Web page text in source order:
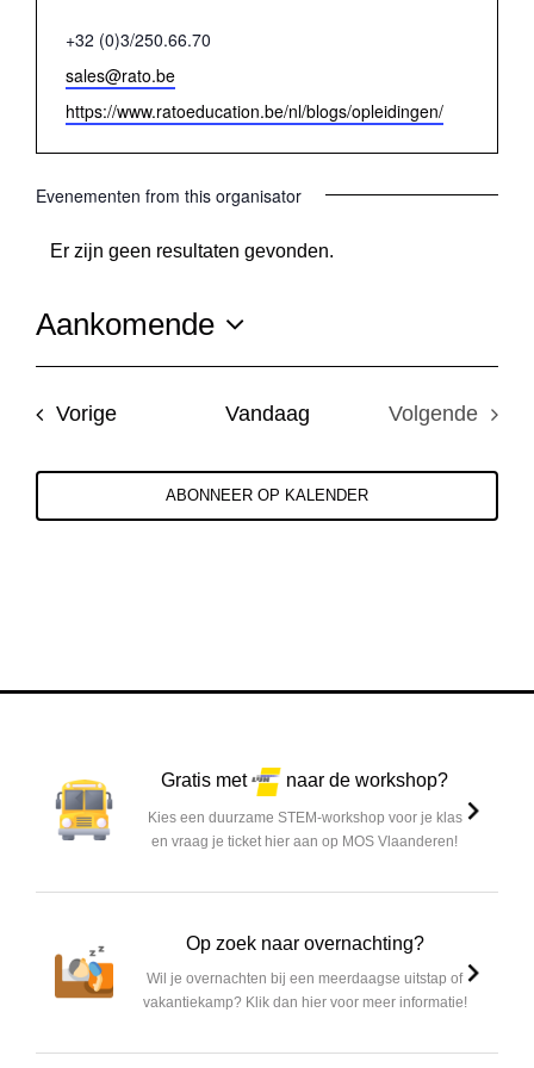
Telefoon
+32 (0)3/250.66.70
E-
mail
sales@rato.be
Website
https://www.ratoeducation.be/nl/blogs/opleidingen/
Evenementen from this organisator
Bericht
Er zijn geen resultaten gevonden.
Aankomende
Selecteer
datum.
VorigeEvenementenVandaag
Volgende
ABONNEER OP KALENDER
Gratis met naar de workshop?
Kies een duurzame STEM-workshop voor je klas
en vraag je ticket hier aan op MOS Vlaanderen!
Op zoek naar overnachting?
Wil je overnachten bij een meerdaagse uitstap of
vakantiekamp? Klik dan hier voor meer informatie!